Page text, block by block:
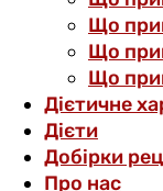
Що
Що
Що
Дієтичне
Дієти
Добірки
Про нас